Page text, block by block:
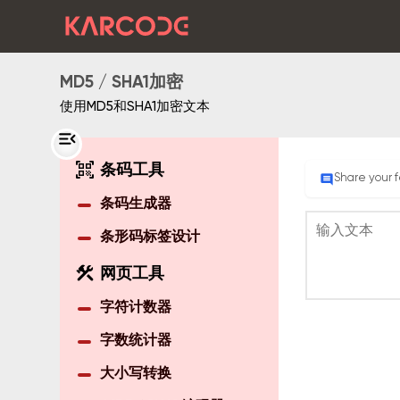
MD5 / SHA1加密
使用MD5和SHA1加密文本
menu_open
qr_code_scanner 条码工具
条码生成器
条形码标签设计
construction 网页工具
字符计数器
字数统计器
大小写转换
comment Share your